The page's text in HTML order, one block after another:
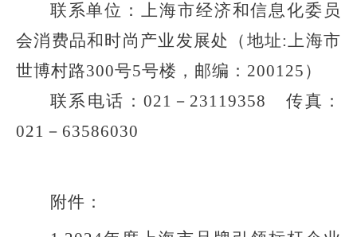
联系单位：上海市经济和信息化委员
会消费品和时尚产业发展处（地址:上海市
世博村路300号5号楼，邮编：200125）
联系电话：021－23119358 传真：
021－63586030
附件：